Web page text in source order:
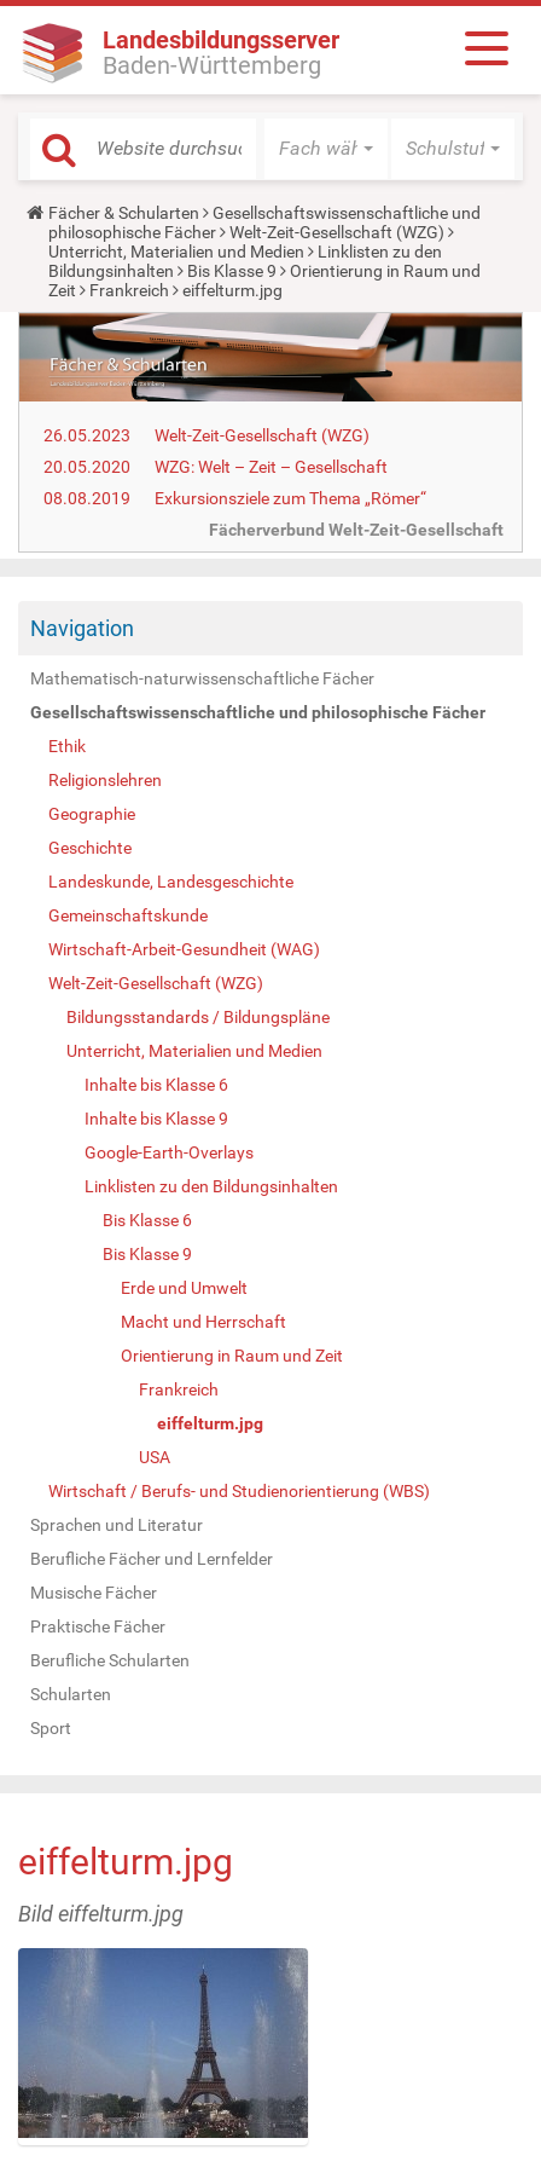
Landesbildungsserver
Baden-Württemberg
Fach wählen Schulstufe
Y
o
u
a
r
e
h
r
e
:
Fächer & Schularten
Gesellschaftswissenschaftliche und
philosophische Fächer
Welt-Zeit-Gesellschaft (WZG)
Unterricht, Materialien und Medien
Linklisten zu den
Bildungsinhalten
Bis Klasse 9
Orientierung in Raum und
Zeit
Frankreich eiffelturm.jpg
26.05.2023
Welt-Zeit-Gesellschaft (WZG)
20.05.2020
WZG: Welt – Zeit – Gesellschaft
08.08.2019
Exkursionsziele zum Thema „Römer“
Fächerverbund Welt-Zeit-Gesellschaft
Navigation
Mathematisch-naturwissenschaftliche Fächer
Gesellschaftswissenschaftliche und philosophische Fächer
Ethik
Religionslehren
Geographie
Geschichte
Landeskunde, Landesgeschichte
Gemeinschaftskunde
Wirtschaft-Arbeit-Gesundheit (WAG)
Welt-Zeit-Gesellschaft (WZG)
Bildungsstandards / Bildungspläne
Unterricht, Materialien und Medien
Inhalte bis Klasse 6
Inhalte bis Klasse 9
Google-Earth-Overlays
Linklisten zu den Bildungsinhalten
Bis Klasse 6
Bis Klasse 9
Erde und Umwelt
Macht und Herrschaft
Orientierung in Raum und Zeit
Frankreich
eiffelturm.jpg
USA
Wirtschaft / Berufs- und Studienorientierung (WBS)
Sprachen und Literatur
Berufliche Fächer und Lernfelder
Musische Fächer
Praktische Fächer
Berufliche Schularten
Schularten
Sport
eiffelturm.jpg
Bild eiffelturm.jpg